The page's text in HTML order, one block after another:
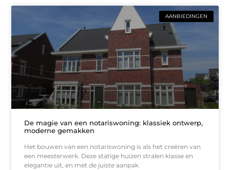
AANBIEDINGEN
De magie van een notariswoning: klassiek ontwerp,
moderne gemakken
Het bouwen van een notariswoning is als het creëren van
een meesterwerk. Deze statige huizen stralen klasse en
elegantie uit, en met de juiste aanpak